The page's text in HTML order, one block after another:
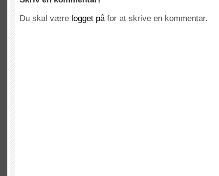
Du skal være logget påfor at skrive en kommentar.